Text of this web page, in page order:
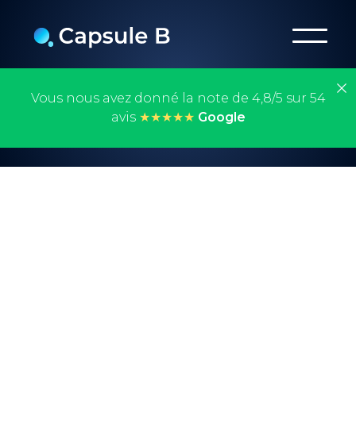
Vous nous avez donné la note de 4,8/5 sur 54
avis ★★★★★ Google